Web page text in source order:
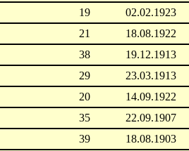
19 02.02.1923
21 18.08.1922
38 19.12.1913
29 23.03.1913
20 14.09.1922
35 22.09.1907
39 18.08.1903